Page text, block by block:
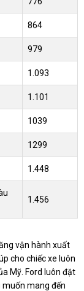
864
979
1.093
1.101
1039
1299
1.448
1.456
vận hành xuất
cho chiếc xe luôn
Mỹ. Ford luôn đặt
muốn mang đến